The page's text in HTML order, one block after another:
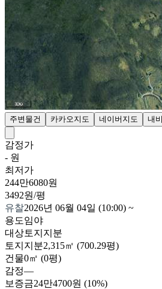
주변물건 카카오지도 네이버지도 내
감정가
- 원
최저가
244만6080원
3492원/평
유찰2026년 06월 04일 (10:00) ~
용도임야
대상토지지분
토지 지분2,315㎡ (700.29평)
건물0㎡ (0평)
감정—
보증금24만4700원 (10%)